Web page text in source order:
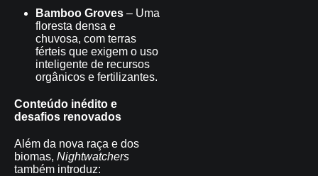
Bamboo Groves – Uma
floresta densa e
chuvosa, com terras
férteis que exigem o uso
inteligente de recursos
orgânicos e fertilizantes.
Conteúdo inédito e
desafios renovados
Além da nova raça e dos
biomas, Nightwatchers
também introduz: